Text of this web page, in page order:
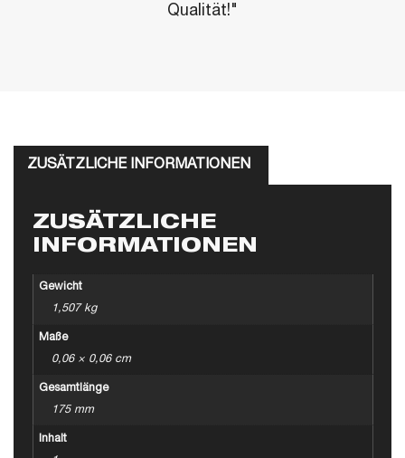
Qualität!"
ZUSÄTZLICHE INFORMATIONEN
ZUSÄTZLICHE
INFORMATIONEN
Gewicht
1,507 kg
Maße
0,06 × 0,06 cm
Gesamtlänge
175 mm
Inhalt